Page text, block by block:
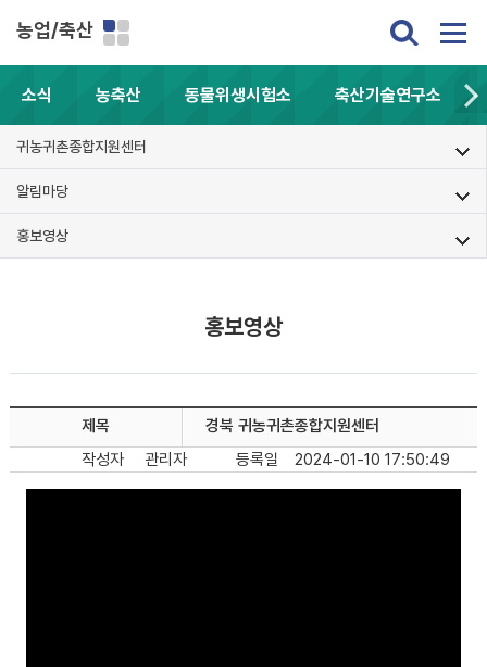
농업/축산
소식 농축산 동물위생시험소 축산기술연구소
귀농귀촌종합지원센터
알림마당
홍보영상
홍보영상
제목
경북 귀농귀촌종합지원센터
등록일
2024-01-10 17:50:49
작성자 관리자